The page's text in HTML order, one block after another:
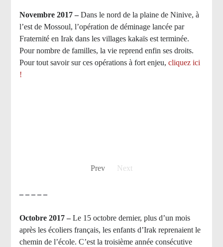
Novembre 2017 –Dans le nord de la plaine de Ninive, à
l’est de Mossoul, l’opération de déminage lancée par
Fraternité en Irak dans les villages kakaïs est terminée.
Pour nombre de familles, la vie reprend enfin ses droits.
Pour tout savoir sur ces opérations à fort enjeu, cliquez ici
!
Prev Next
– – – – –
Octobre 2017 –Le 15 octobre dernier, plus d’un mois
après les écoliers français, les enfants d’Irak reprenaient le
chemin de l’école. C’est la troisième année consécutive